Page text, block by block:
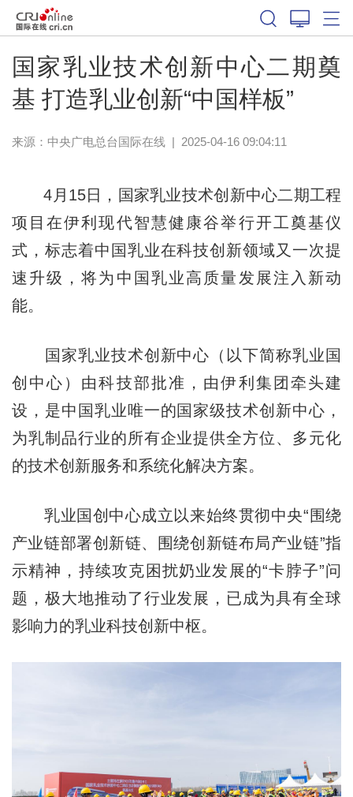
国家乳业技术创新中心二期奠
基 打造乳业创新“中国样板”
来源：中央广电总台国际在线| 2025-04-16 09:04:11
4月15日，国家乳业技术创新中心二期工程
项目在伊利现代智慧健康谷举行开工奠基仪
式，标志着中国乳业在科技创新领域又一次提
速升级，将为中国乳业高质量发展注入新动
能。
国家乳业技术创新中心（以下简称乳业国
创中心）由科技部批准，由伊利集团牵头建
设，是中国乳业唯一的国家级技术创新中心，
为乳制品行业的所有企业提供全方位、多元化
的技术创新服务和系统化解决方案。
乳业国创中心成立以来始终贯彻中央“围绕
产业链部署创新链、围绕创新链布局产业链”指
示精神，持续攻克困扰奶业发展的“卡脖子”问
题，极大地推动了行业发展，已成为具有全球
影响力的乳业科技创新中枢。